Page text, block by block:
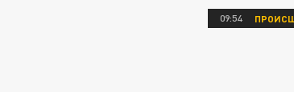
09:54